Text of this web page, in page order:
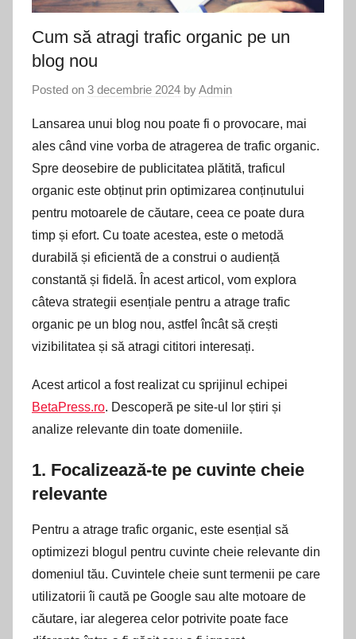
Cum să atragi trafic organic pe un
blog nou
Posted on 3 decembrie 2024 byAdmin
Lansarea unui blog nou poate fi o provocare, mai
ales când vine vorba de atragerea de trafic organic.
Spre deosebire de publicitatea plătită, traficul
organic este obținut prin optimizarea conținutului
pentru motoarele de căutare, ceea ce poate dura
timp și efort. Cu toate acestea, este o metodă
durabilă și eficientă de a construi o audiență
constantă și fidelă. În acest articol, vom explora
câteva strategii esențiale pentru a atrage trafic
organic pe un blog nou, astfel încât să crești
vizibilitatea și să atragi cititori interesați.
Acest articol a fost realizat cu sprijinul echipei
BetaPress.ro. Descoperă pe site-ul lor știri și
analize relevante din toate domeniile.
1. Focalizează-te pe cuvinte cheie
relevante
Pentru a atrage trafic organic, este esențial să
optimizezi blogul pentru cuvinte cheie relevante din
domeniul tău. Cuvintele cheie sunt termenii pe care
utilizatorii îi caută pe Google sau alte motoare de
căutare, iar alegerea celor potrivite poate face